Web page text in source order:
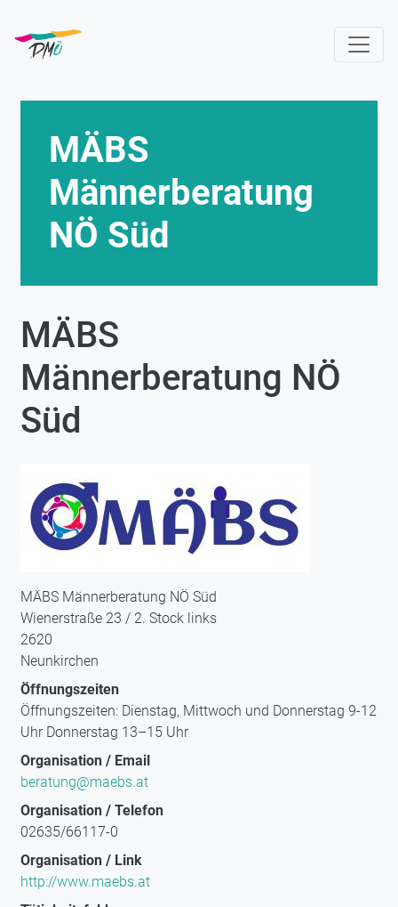
zum
Inhalt
MÄBS
Männerberatung
NÖ Süd
MÄBS
Männerberatung NÖ
Süd
MÄBS Männerberatung NÖ Süd
Wienerstraße 23 / 2. Stock links
2620
Neunkirchen
Öffnungszeiten
Öffnungszeiten: Dienstag, Mittwoch und Donnerstag 9-12
Uhr Donnerstag 13–15 Uhr
Organisation / Email
beratung@maebs.at
Organisation / Telefon
02635/66117-0
Organisation / Link
http://www.maebs.at